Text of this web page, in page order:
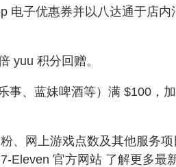
电子优惠券并以八达通于店
yuu 积分回赠。
事、蓝妹啤酒等）满 $100，
、网上游戏点数及其他服务
Eleven 官方网站 了解更多最